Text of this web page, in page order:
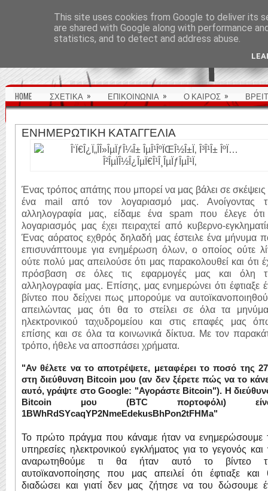
HOME ΣΧΕΤΙΚΑ » ΕΠΙΚΟΙΝΩΝΙΑ » Ο ΚΑΙΡΟΣ »
ΕΝΗΜΕΡΩΤΙΚΗ ΚΑΤΑΓΓΕΛΙΑ
Ένας τρόπος απάτης που μπορεί να μας βάλει σε σκέψεις
ένα mail από τον λογαριασμό μας. Ανοίγοντας
αλληλογραφία μας, είδαμε ένα spam που έλεγε
λογαριασμός μας έχει πειραχτεί από κυβερνο-
Ένας αόρατος εχθρός δηλαδή μας έστειλε ένα μήνυμα
επισυνάπτουμε για ενημέρωση όλων, ο οποίος ούτε
ούτε πολύ μας απειλούσε ότι μας παρακολουθεί και ότι
πρόσβαση σε όλες τις εφαρμογές μας και όλη
αλληλογραφία μας. Επίσης, μας ενημερώνει ότι έφτιαξε
βίντεο που δείχνει πως μπορούμε να
απειλώντας μας ότι θα το στείλει σε όλα τα
ηλεκτρονικού ταχυδρομείου και στις επαφές μας
επίσης και σε όλα τα κοινωνικά δίκτυα. Με τον
τρόπο, ήθελε να αποσπάσει χρήματα.
"Αν θέλετε να το αποτρέψετε, μεταφέρει το ποσό της
στη διεύθυνση Bitcoin μου (αν δεν ξέρετε πώς να το
αυτό, γράψτε στο Google: "Αγοράστε Bitcoin"). Η
Bitcoin μου (BTC πορτοφόλι)
1BWhRdSYcaqYP2NmeEdekusBhPon2tFHMa"
Το πρώτο πράγμα που κάναμε ήταν να ενημερώσουμε
υπηρεσίες ηλεκτρονικού εγκλήματος για το γεγονός και
αναρωτηθούμε τι θα ήταν αυτό το βίντεο
αυτοϊκανοποίησης που μας απειλεί ότι έφτιαξε και
διαδώσει και γιατί δεν μας ζήτησε να του δώσουμε
This site uses cookies from Google to deliver its
are shared with Google along with performance
statistics, and to detect and address abuse.